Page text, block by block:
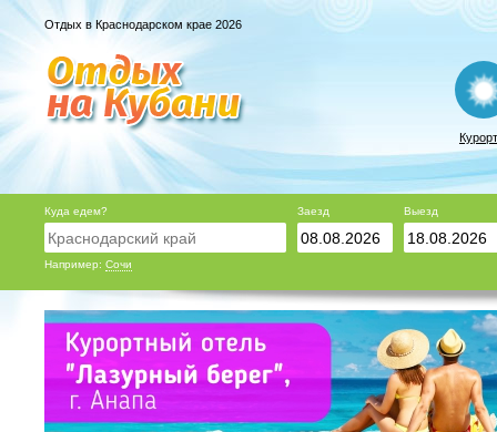
Отдых в Краснодарском крае 2026
Куда едем?
Например: Сочи
Заезд Выезд